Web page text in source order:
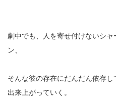
劇中でも、人を寄せ付けないシ
ン、
そんな彼の存在にだんだん依存
出来上がっていく。